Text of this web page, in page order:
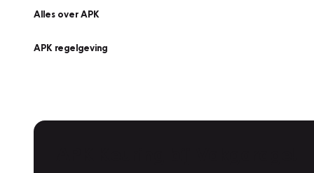
Alles over APK
APK regelgeving